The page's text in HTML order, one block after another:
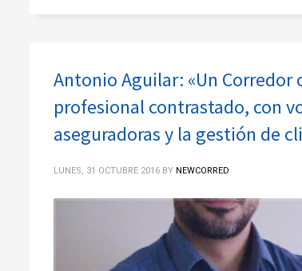
Antonio Aguilar: «Un Corredor
profesional contrastado, con
aseguradoras y la gestión de
LUNES, 31 OCTUBRE 2016 BY NEWCORRED